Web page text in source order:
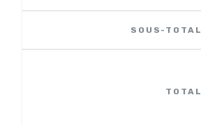
SOUS-TOTAL
TOTAL